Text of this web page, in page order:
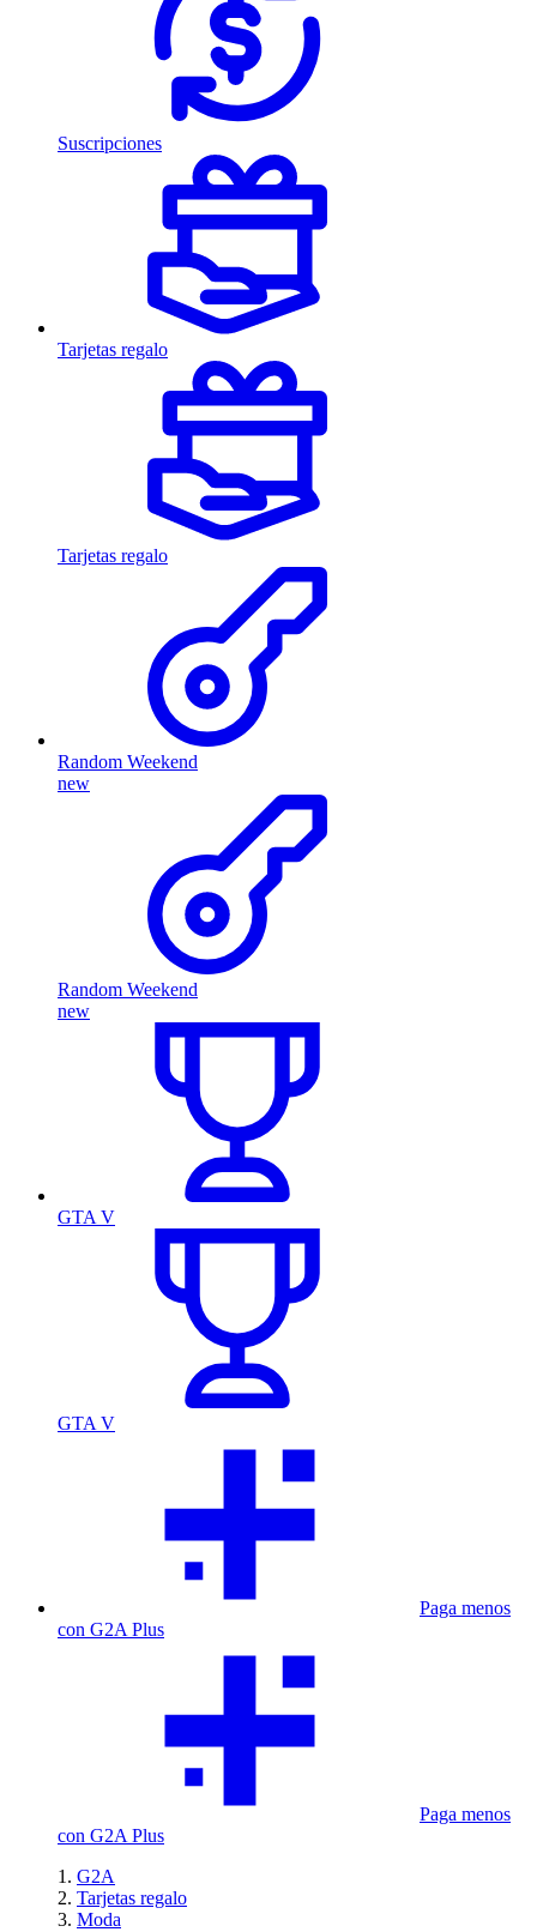
Suscripciones
Tarjetas regalo
Tarjetas regalo
Random Weekend
new
Random Weekend
new
GTA V
GTA V
Paga menos
con G2A Plus
Paga menos
con G2A Plus
G2A
Tarjetas regalo
Moda